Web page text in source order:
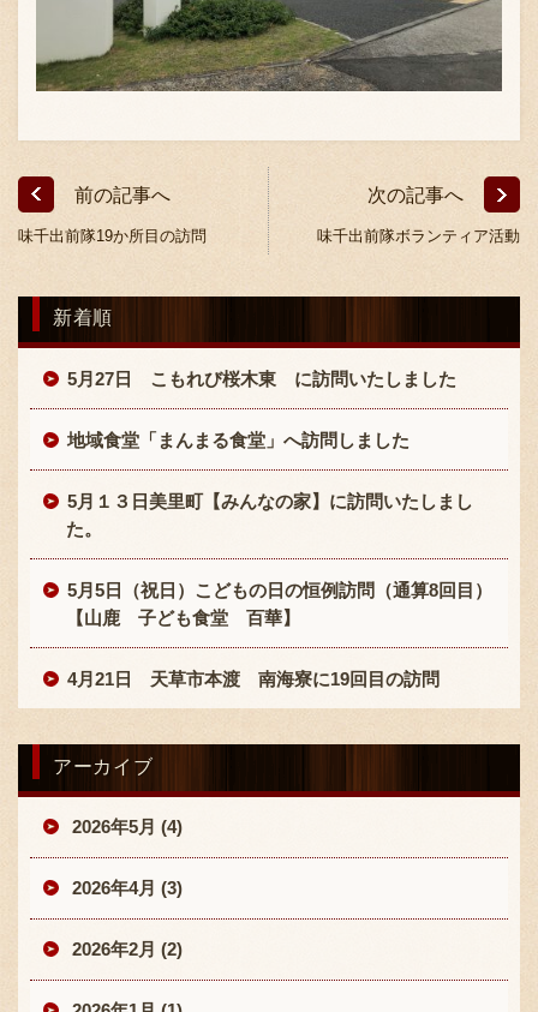
前の記事へ
味千出前隊19か所目の訪問
次の記事へ
味千出前隊ボランティア活動
新着順
5月27日 こもれび桜木東 に訪問いたしました
地域食堂「まんまる食堂」へ訪問しました
5月１３日美里町【みんなの家】に訪問いたしまし
た。
5月5日（祝日）こどもの日の恒例訪問（通算8回目）
【山鹿 子ども食堂 百華】
4月21日 天草市本渡 南海寮に19回目の訪問
アーカイブ
2026年5月 (4)
2026年4月 (3)
2026年2月 (2)